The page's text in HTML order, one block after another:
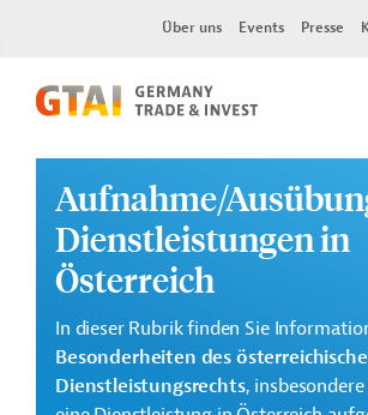
Über uns Events Presse
Aufnahme/
Dienstleistungen in
Österreich
In dieser Rubrik finden Sie
Besonderheiten des
Dienstleistungsrechts,